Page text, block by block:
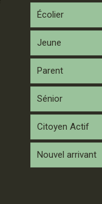
Écolier
Jeune
Parent
Sénior
Citoyen Actif
Nouvel arrivant